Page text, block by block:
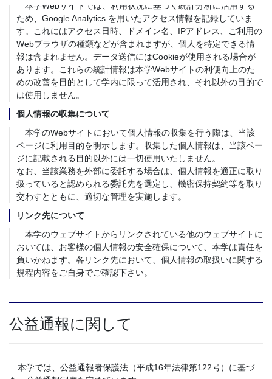
本学Webサイトでは、利用状況に基づく統計分析に活用する
ため、Google Analytics を用いたアクセス情報を記録していま
す。これにはアクセス日時、ドメイン名、IPアドレス、ご利用の
Webブラウザの種類などが含まれますが、個人を特定できる情
報は含まれません。データ送信にはCookieが使用される場合が
あります。これらの統計情報は本学Webサイトの利便向上のた
めの改善を目的として学内に限って活用され、それ以外の目的で
は使用しません。
個人情報の収集について
本学のWebサイトにおいて個人情報の収集を行う際は、当該
ページに利用目的を明示します。収集した個人情報は、当該ペー
ジに記載される目的以外には一切使用いたしません。
なお、当該業務を外部に委託する場合は、個人情報を適正に取り
扱っていると認められる委託先を選定し、機密保持契約等を取り
交わすとともに、適切な管理を実施します。
リンク先について
本学のウェブサイトからリンクされている他のウェブサイトに
おいては、お客様の個人情報の安全確保について、本学は責任を
負いかねます。各リンク先において、個人情報の取扱いに関する
規程内容をご自身でご確認下さい。
公益通報に関して
本学では、公益通報者保護法（平成16年法律第122号）に基づ